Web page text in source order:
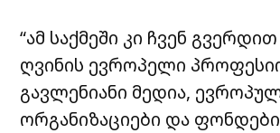
“ამ საქმეში კი ჩვენ
ღვინის ევროპელი
გავლენიანი მედია,
ორგანიზაციები და